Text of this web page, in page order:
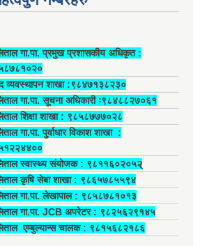
गा.पा. प्रमुख प्रशासकीय अधिकृत ‍:
व्यवस्थापन शाखा :९८४७१३८२३०
गा.पा. सूचना अधिकारी ः९८४८८२७०६१
शिक्षा शाखा : ९८५८७७७०२८
गा.पा. पुर्वाधार विकाश शाखा ‍:
स्वास्थ्य संयोजक ‍: ९८११६०२०५२्
कृषि सेबा शाखा : ९८६५७८५५९४
गा.पा. लेखापाल ‍: ९८५८७८१०१३
गा.पा. JCB अपरेटर ‍: ९८२५६२९१४५
एम्बुल्यान्स चालक ‍: ९८१५६८२१८६